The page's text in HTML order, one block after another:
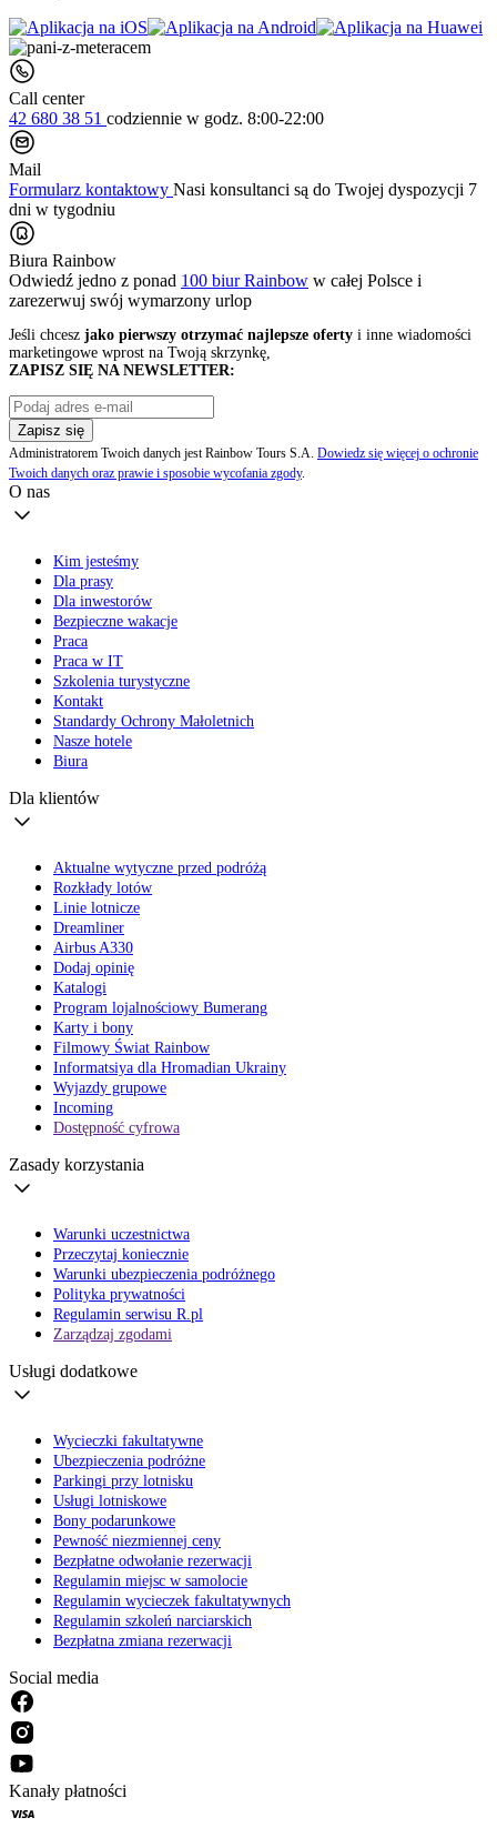
Call center
42 680 38 51 codziennie w godz. 8:00-22:00
Mail
Formularz kontaktowy Nasi konsultanci są do Twojej dyspozycji 7
dni w tygodniu
Biura Rainbow
Odwiedź jedno z ponad 100 biur Rainbow w całej Polsce i
zarezerwuj swój wymarzony urlop
Jeśli chcesz jako pierwszy otrzymać najlepsze oferty i inne wiadomości
marketingowe wprost na Twoją skrzynkę,
ZAPISZ SIĘ NA NEWSLETTER:
Zapisz się
Administratorem Twoich danych jest Rainbow Tours S.A. Dowiedz się więcej o ochronie
Twoich danych oraz prawie i sposobie wycofania zgody.
O nas
Kim jesteśmy
Dla prasy
Dla inwestorów
Bezpieczne wakacje
Praca
Praca w IT
Szkolenia turystyczne
Kontakt
Standardy Ochrony Małoletnich
Nasze hotele
Biura
Dla klientów
Aktualne wytyczne przed podróżą
Rozkłady lotów
Linie lotnicze
Dreamliner
Airbus A330
Dodaj opinię
Katalogi
Program lojalnościowy Bumerang
Karty i bony
Filmowy Świat Rainbow
Informatsiya dla Hromadian Ukrainy
Wyjazdy grupowe
Incoming
Dostępność cyfrowa
Zasady korzystania
Warunki uczestnictwa
Przeczytaj koniecznie
Warunki ubezpieczenia podróżnego
Polityka prywatności
Regulamin serwisu R.pl
Zarządzaj zgodami
Usługi dodatkowe
Wycieczki fakultatywne
Ubezpieczenia podróżne
Parkingi przy lotnisku
Usługi lotniskowe
Bony podarunkowe
Pewność niezmiennej ceny
Bezpłatne odwołanie rezerwacji
Regulamin miejsc w samolocie
Regulamin wycieczek fakultatywnych
Regulamin szkoleń narciarskich
Bezpłatna zmiana rezerwacji
Social media
Kanały płatności